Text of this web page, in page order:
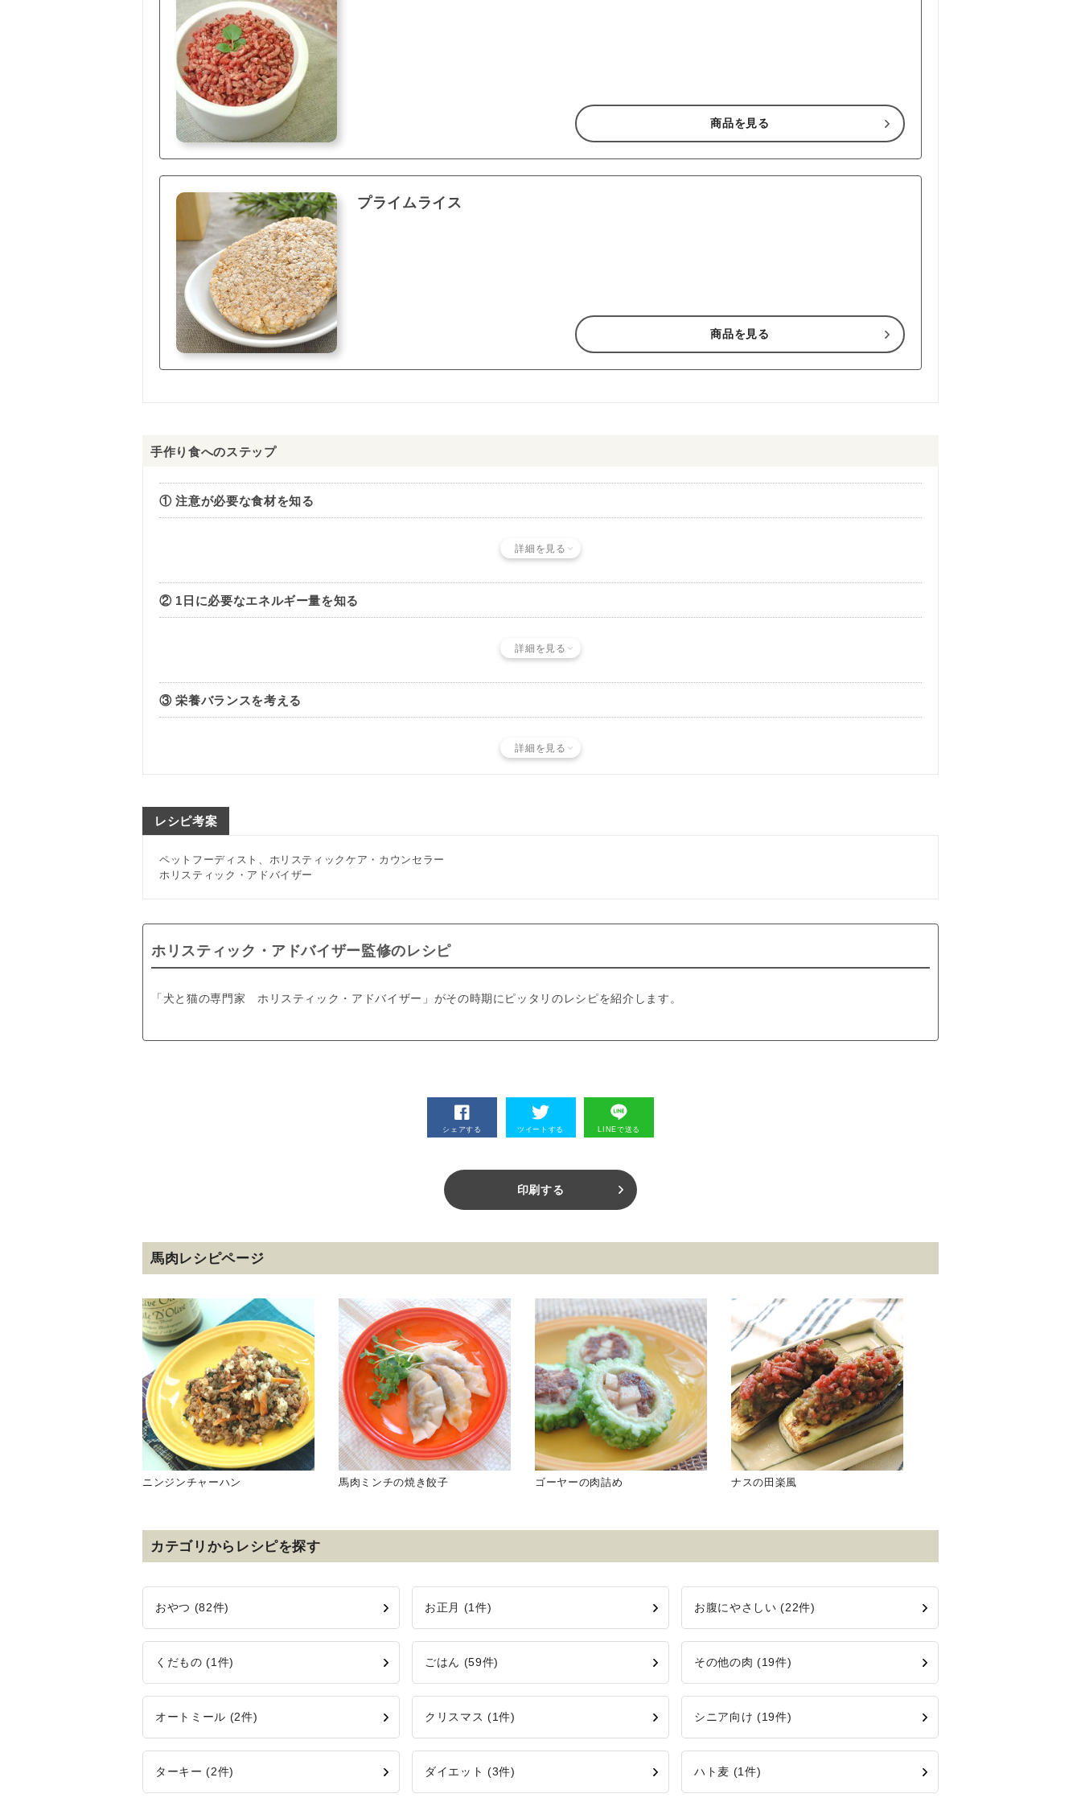
商品を見る
プライムライス
商品を見る
手作り食へのステップ
① 注意が必要な食材を知る
詳細を見る
② 1日に必要なエネルギー量を知る
詳細を見る
③ 栄養バランスを考える
詳細を見る
レシピ考案
ペットフーディスト、ホリスティックケア・カウンセラー
ホリスティック・アドバイザー
ホリスティック・アドバイザー監修のレシピ
「犬と猫の専門家 ホリスティック・アドバイザー」がその時期にピッタリのレシピを紹介します。
シェアする ツイートする LINEで送る
印刷する
馬肉レシピページ
ニンジンチャーハン 馬肉ミンチの焼き餃子 ゴーヤーの肉詰め ナスの田楽風
カテゴリからレシピを探す
おやつ (82件) お正月 (1件) お腹にやさしい (22件)
くだもの (1件) ごはん (59件) その他の肉 (19件)
オートミール (2件) クリスマス (1件) シニア向け (19件)
ターキー (2件) ダイエット (3件) ハト麦 (1件)